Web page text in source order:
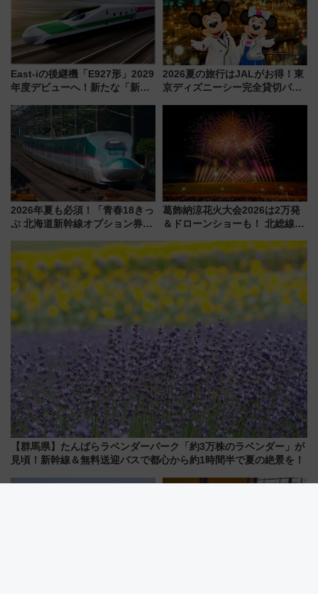
East-iの後継機「E927形」2029
年度デビューへ！新たな「新幹
説【JR東日本】
2026夏の旅行はJALがお得！東
京ディズニーシー完全貸切パー
ーン始まる 条件は「夏の国内
線に2回搭乗」
2026年夏も必須！「青春18きっ
ぷ 北海道新幹線オプション券」
葛飾納涼花火大会2026は2万発
＆ドローンショーも！ 北総線を
車、観覧スポット情報と周辺観
光まとめ（7/28開催）
【群馬県】たんばらラベンダーパーク「約3万株のラベンダー」が
見頃！新幹線＆無料送迎バスで都心から約1時間半で夏の絶景を！